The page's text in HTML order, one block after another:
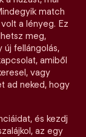
match
a lényeg. Ez
meg,
új fellángolás,
amiből
vagy
ad neked, hogy
és kezdj
az egy